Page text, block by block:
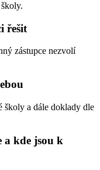
řešit
zástupce nezvolí
školy a dále doklady dle
a kde jsou k